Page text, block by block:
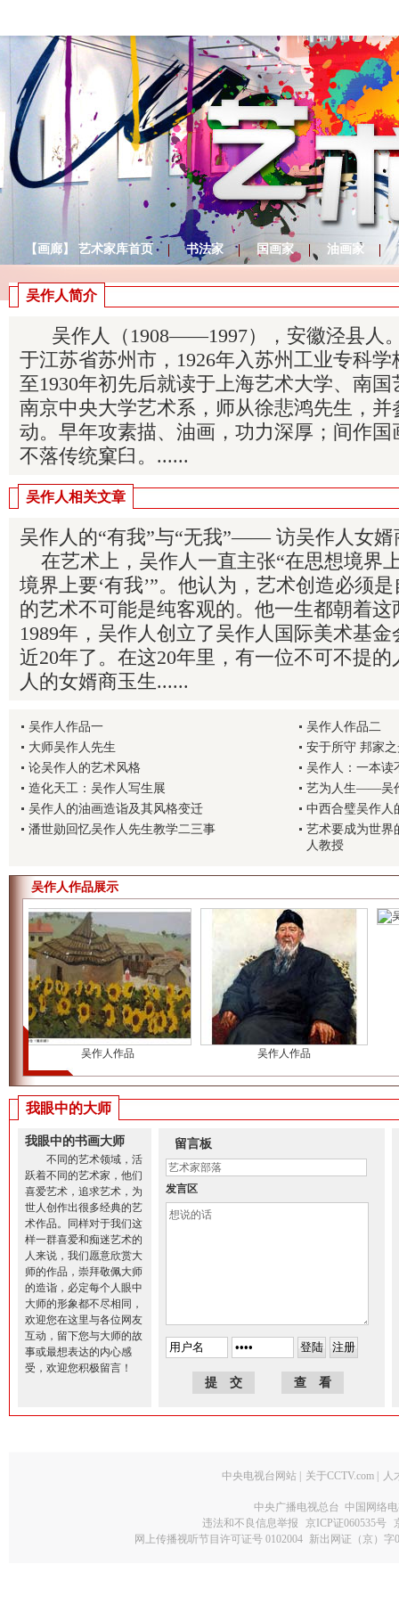
【画廊】 艺术家库首页 书法家 国画家 油画家
吴作人简介
吴作人（1908——1997），安徽泾县人。
于江苏省苏州市，1926年入苏州工业专科学
至1930年初先后就读于上海艺术大学、南
南京中央大学艺术系，师从徐悲鸿先生，并
动。早年攻素描、油画，功力深厚；间作
不落传统窠臼。......
吴作人相关文章
吴作人的“有我”与“无我”—— 访吴作人女婿
在艺术上，吴作人一直主张“在思想境界
境界上要‘有我’”。他认为，艺术创造必须
的艺术不可能是纯客观的。他一生都朝着
1989年，吴作人创立了吴作人国际美术基
近20年了。在这20年里，有一位不可不提
人的女婿商玉生......
吴作人作品一
吴作人作品二
大师吴作人先生
安于所守 邦家
论吴作人的艺术风格
吴作人：一本读
造化天工：吴作人写生展
艺为人生——吴
吴作人的油画造诣及其风格变迁
中西合璧吴作人
潘世勋回忆吴作人先生教学二三事
艺术要成为世
人教授
吴作人作品展示
吴作人作品 吴作人作品
我眼中的大师
我眼中的书画大师
不同的艺术领域，活
跃着不同的艺术家，他们
喜爱艺术，追求艺术，为
世人创作出很多经典的艺
术作品。同样对于我们这
样一群喜爱和痴迷艺术的
人来说，我们愿意欣赏大
师的作品，崇拜敬佩大师
的造诣，必定每个人眼中
大师的形象都不尽相同，
欢迎您在这里与各位网友
互动，留下您与大师的故
事或最想表达的内心感
受，欢迎您积极留言！
留言板
发言区
中央电视台网站 关于CCTV.com 人
中央广播电视总台 中国网络
违法和不良信息举报
京ICP证060535号
网上传播视听节目许可证号 0102004 新出网证（京）